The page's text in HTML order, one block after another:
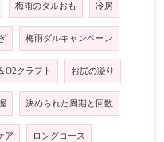
梅雨のダルおも 冷房
梅雨ダルキャンペーン
O2クラフト お尻の凝り
決められた周期と回数
ア ロングコース